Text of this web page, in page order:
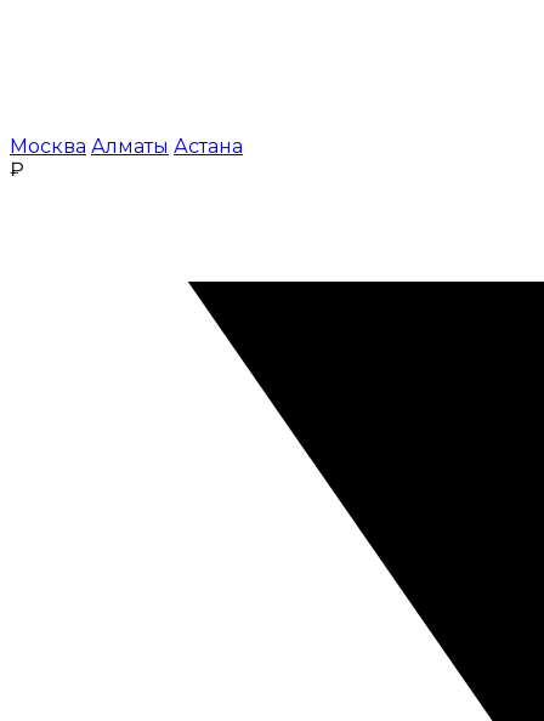
Москва Алматы Астана
₽